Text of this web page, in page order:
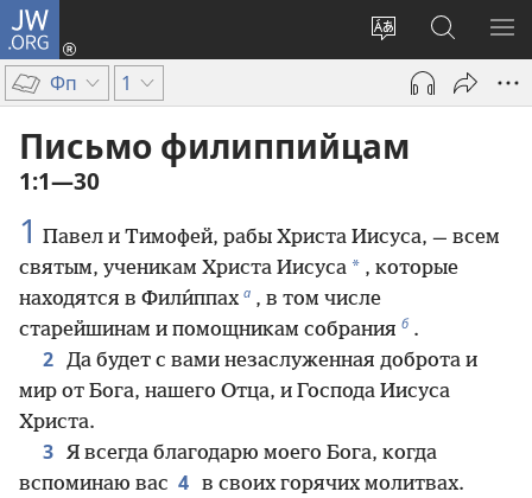
JW.ORG
Изменить
язык
сайта
Войти
(открывается
новом
Поиск
по
jw.org
Фп 1
Письмо филиппийцам
1:1—30
1 Павел и Тимофей, рабы Христа Иисуса, — всем
святым, ученикам Христа Иисуса * , которые
находятся в Фили́ппах а , в том числе
старейшинам и помощникам собрания б .
2 Да будет с вами незаслуженная доброта и
мир от Бога, нашего Отца, и Господа Иисуса
Христа.
3 Я всегда благодарю моего Бога, когда
вспоминаю вас 4 в своих горячих молитвах.